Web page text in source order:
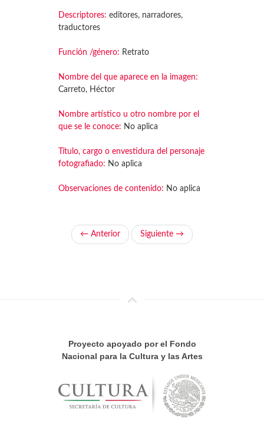
Descriptores: editores, narradores,
traductores
Función /género: Retrato
Nombre del que aparece en la imagen:
Carreto, Héctor
Nombre artístico u otro nombre por el
que se le conoce: No aplica
Título, cargo o envestidura del personaje
fotografiado: No aplica
Observaciones de contenido: No aplica
← Anterior Siguiente →
Proyecto apoyado por el Fondo
Nacional para la Cultura y las Artes